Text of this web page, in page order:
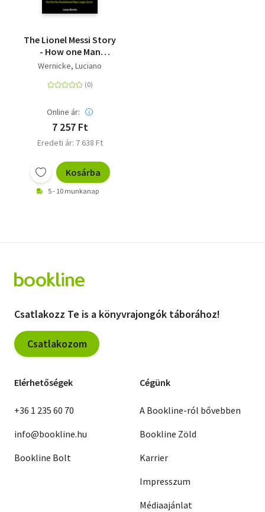
The Lionel Messi Story
- How one Man
Revolutionized Major
Wernicke, Luciano
Online ár:
7 257 Ft
Eredeti ár: 7 638 Ft
Kosárba
5 - 10 munkanap
Csatlakozz Te is a könyvrajongók táborához!
Csatlakozom
Elérhetőségek
+36 1 235 60 70
info@bookline.hu
Bookline Bolt
Cégünk
A Bookline-ról bővebben
Bookline Zöld
Karrier
Impresszum
Médiaajánlat